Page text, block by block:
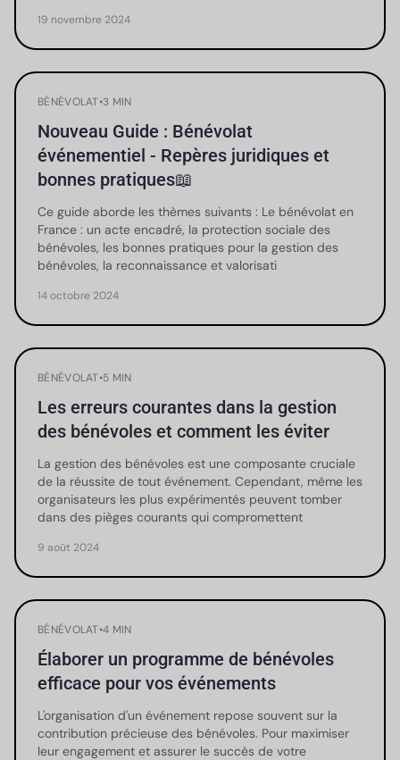
19 novembre 2024
BÉNÉVOLAT•3 MIN
Nouveau Guide : Bénévolat
événementiel - Repères juridiques et
bonnes pratiques📖
Ce guide aborde les thèmes suivants : Le bénévolat en
France : un acte encadré, la protection sociale des
bénévoles, les bonnes pratiques pour la gestion des
bénévoles, la reconnaissance et valorisati
14 octobre 2024
BÉNÉVOLAT•5 MIN
Les erreurs courantes dans la gestion
des bénévoles et comment les éviter
La gestion des bénévoles est une composante cruciale
de la réussite de tout événement. Cependant, même les
organisateurs les plus expérimentés peuvent tomber
dans des pièges courants qui compromettent
9 août 2024
BÉNÉVOLAT•4 MIN
Élaborer un programme de bénévoles
efficace pour vos événements
L'organisation d'un événement repose souvent sur la
contribution précieuse des bénévoles. Pour maximiser
leur engagement et assurer le succès de votre